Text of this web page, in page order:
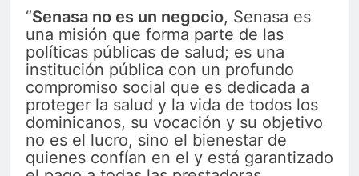
“Senasa no es un negocio, Senasa es
una misión que forma parte de las
políticas públicas de salud; es una
institución pública con un profundo
compromiso social que es dedicada a
proteger la salud y la vida de todos los
dominicanos, su vocación y su objetivo
no es el lucro, sino el bienestar de
quienes confían en el y está garantizado